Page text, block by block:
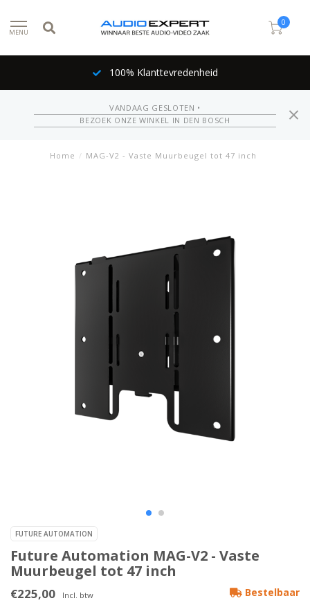
MENU
0
100% Klanttevredenheid
VANDAAG GESLOTEN •
BEZOEK ONZE WINKEL IN DEN BOSCH
Home / MAG-V2 - Vaste Muurbeugel tot 47 inch
FUTURE AUTOMATION
Future Automation MAG-V2 - Vaste
Muurbeugel tot 47 inch
€225,00 Incl. btw Bestelbaar